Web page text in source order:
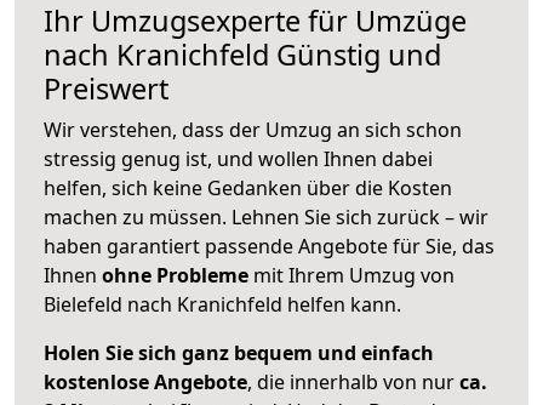
Ihr Umzugsexperte für Umzüge
nach Kranichfeld Günstig und
Preiswert
Wir verstehen, dass der Umzug an sich schon
stressig genug ist, und wollen Ihnen dabei
helfen, sich keine Gedanken über die Kosten
machen zu müssen. Lehnen Sie sich zurück – wir
haben garantiert passende Angebote für Sie, das
Ihnen ohne Probleme mit Ihrem Umzug von
Bielefeld nach Kranichfeld helfen kann.
Holen Sie sich ganz bequem und einfach
kostenlose Angebote, die innerhalb von nurca.